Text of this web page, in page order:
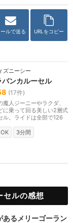
ールで送る URLをコピー
ズニーシー
バンカルーセル
(17件)
魔人ジーニーやラクダ、
に乗って回る美しい2層式
ル。ライドは全部で126
はベンチ...
3分間
セルの感想
あるメリーゴーラン